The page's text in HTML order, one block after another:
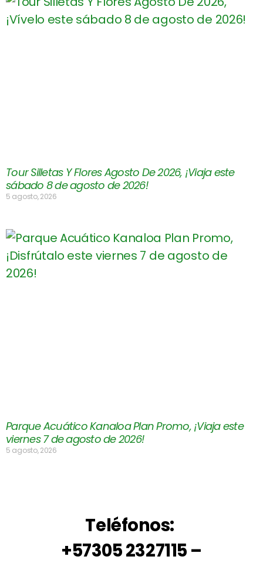
Tour Silletas Y Flores Agosto De 2026, ¡Viaja este
sábado 8 de agosto de 2026!
5 agosto, 2026
Parque Acuático Kanaloa Plan Promo, ¡Viaja este
viernes 7 de agosto de 2026!
5 agosto, 2026
Teléfonos:
+57305 2327115 –